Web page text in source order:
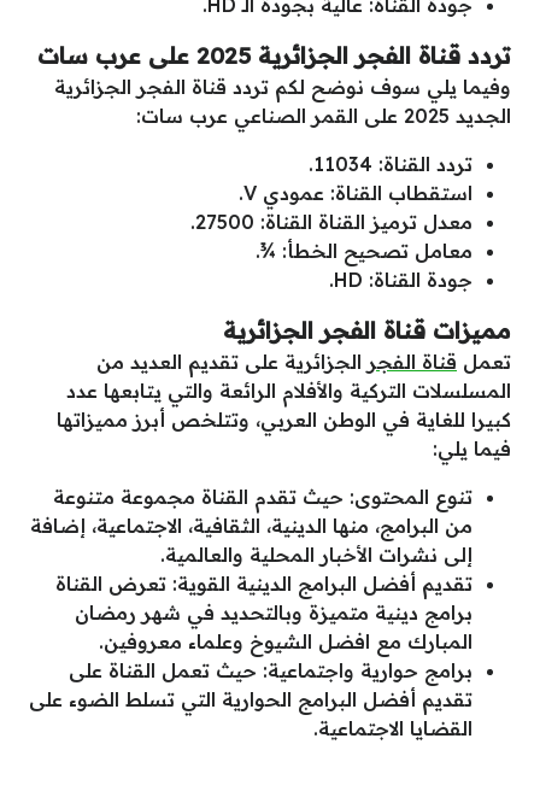
جودة القناة: عالية بجودة الـ HD.
تردد قناة الفجر الجزائرية 2025 على عرب سات
وفيما يلي سوف نوضح لكم تردد قناة الفجر الجزائرية
الجديد 2025 على القمر الصناعي عرب سات:
تردد القناة: 11034.
استقطاب القناة: عمودي V.
معدل ترميز القناة القناة: 27500.
معامل تصحيح الخطأ: ¾.
جودة القناة: HD.
مميزات قناة الفجر الجزائرية
تعمل قناة الفجر الجزائرية على تقديم العديد من
المسلسلات التركية والأفلام الرائعة والتي يتابعها عدد
كبيرا للغاية في الوطن العربي، وتتلخص أبرز مميزاتها
فيما يلي:
تنوع المحتوى: حيث تقدم القناة مجموعة متنوعة
من البرامج، منها الدينية، الثقافية، الاجتماعية، إضافة
إلى نشرات الأخبار المحلية والعالمية.
تقديم أفضل البرامج الدينية القوية: تعرض القناة
برامج دينية متميزة وبالتحديد في شهر رمضان
المبارك مع افضل الشيوخ وعلماء معروفين.
برامج حوارية واجتماعية: حيث تعمل القناة على
تقديم أفضل البرامج الحوارية التي تسلط الضوء على
القضايا الاجتماعية.